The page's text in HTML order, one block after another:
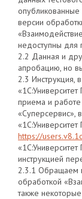
версии
недоступны для
2.2 Данная и
апробацию, но
2.3 Инструкция,
приема и работе
«Суперсервис»,
https://
инструкцией
2.3.1 Обращаем
обработкой
также